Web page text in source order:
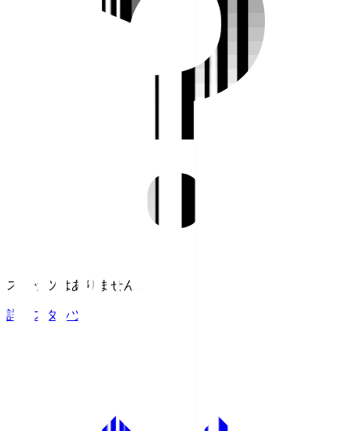
スタッツはありません。
詳細スタッツ